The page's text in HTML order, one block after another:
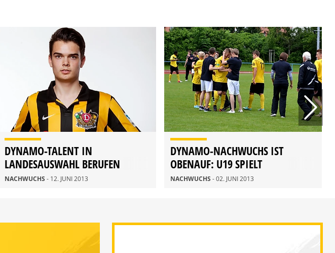
DYNAMO-TALENT IN
LANDESAUSWAHL BERUFEN
NACHWUCHS - 12. JUNI 2013
DYNAMO-NACHWUCHS IST
OBENAUF: U19 SPIELT
BUNDESLIGA-RELEGATION, U17
NACHWUCHS - 02. JUNI 2013